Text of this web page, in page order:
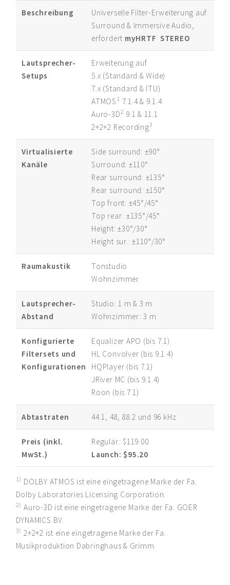
Beschreibung
Universelle Filter-Erweiterung auf
Surround & Immersive Audio,
erfordert myHRTF STEREO
Lautsprecher-
Setups
Erweiterung auf
5.x (Standard & Wide)
7.x (Standard & ITU)
ATMOS 1 7.1.4 & 9.1.4
Auro-3D2 9.1 & 11.1
2+2+2 Recording3
Virtualisierte
Kanäle
Side surround: ±90°
Surround: ±110°
Rear surround: ±135°
Rear surround: ±150°
Top front: ±45°/45°
Top rear: ±135°/45°
Height: ±30°/30°
Height sur.: ±110°/30°
Raumakustik
Tonstudio
Wohnzimmer
Lautsprecher-
Abstand
Studio: 1 m & 3 m
Wohnzimmer: 3 m
Konfigurierte
Filtersets und
Konfigurationen
Equalizer APO (bis 7.1)
HL Convolver (bis 9.1.4)
HQPlayer (bis 7.1)
JRiver MC (bis 9.1.4)
Roon (bis 7.1)
Abtastraten 44.1, 48, 88.2 und 96 kHz
Preis (inkl.
MwSt.)
Regulär: $119.00
Launch: $95.20
1) DOLBY ATMOS ist eine eingetragene Marke der Fa.
Dolby Laboratories Licensing Corporation.
2) Auro-3D ist eine eingetragene Marke der Fa. GOER
DYNAMICS BV.
3) 2+2+2 ist eine eingetragene Marke der Fa.
Musikproduktion Dabringhaus & Grimm.